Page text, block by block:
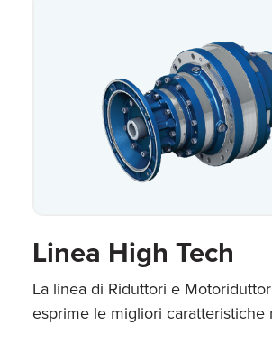
Linea High Tech
La linea di Riduttori e
esprime le migliori caratteristiche